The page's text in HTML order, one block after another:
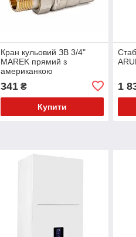
Кран кульовий ЗВ 3/4"
MAREK прямий з
американкою
341₴
Купити
1